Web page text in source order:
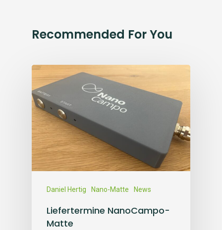
Recommended For You
Daniel Hertig Nano-Matte News
Liefertermine NanoCampo-
Matte